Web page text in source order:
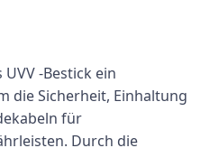
-Bestick ein
die Sicherheit, Einhaltung
für
Durch die